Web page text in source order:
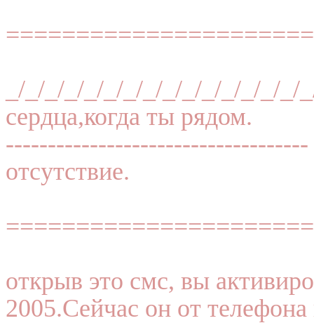
_/_/_/_/_/_/_/_/_/_/_/_/_/_/_/
сердца,когда ты рядом.
------------------------------------
отсутствие.
открыв это смс, вы
2005.Сейчас он от